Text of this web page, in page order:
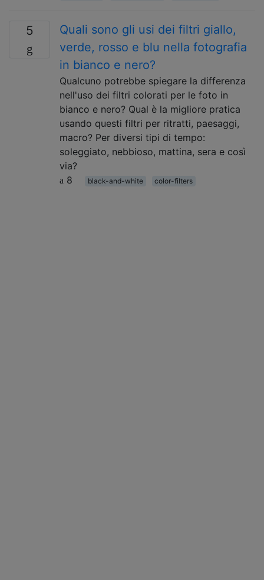
5
Quali sono gli usi dei filtri giallo,
verde, rosso e blu nella fotografia
in bianco e nero?
Qualcuno potrebbe spiegare la differenza
nell'uso dei filtri colorati per le foto in
bianco e nero? Qual è la migliore pratica
usando questi filtri per ritratti, paesaggi,
macro? Per diversi tipi di tempo:
soleggiato, nebbioso, mattina, sera e così
via?
8
black-and-white color-filters